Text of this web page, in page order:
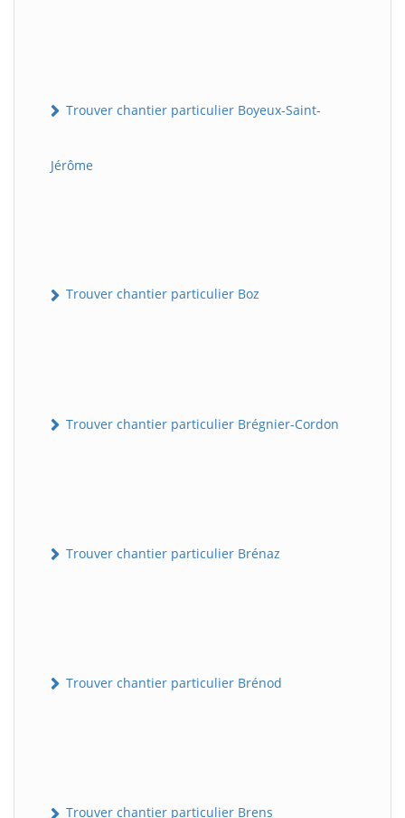
Trouver chantier particulier Boyeux-Saint-
Jérôme
Trouver chantier particulier Boz
Trouver chantier particulier Brégnier-Cordon
Trouver chantier particulier Brénaz
Trouver chantier particulier Brénod
Trouver chantier particulier Brens